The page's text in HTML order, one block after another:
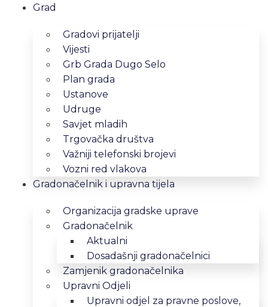
Grad
Gradovi prijatelji
Vijesti
Grb Grada Dugo Selo
Plan grada
Ustanove
Udruge
Savjet mladih
Trgovačka društva
Važniji telefonski brojevi
Vozni red vlakova
Gradonačelnik i upravna tijela
Organizacija gradske uprave
Gradonačelnik
Aktualni
Dosadašnji gradonačelnici
Zamjenik gradonačelnika
Upravni Odjeli
Upravni odjel za pravne poslove,